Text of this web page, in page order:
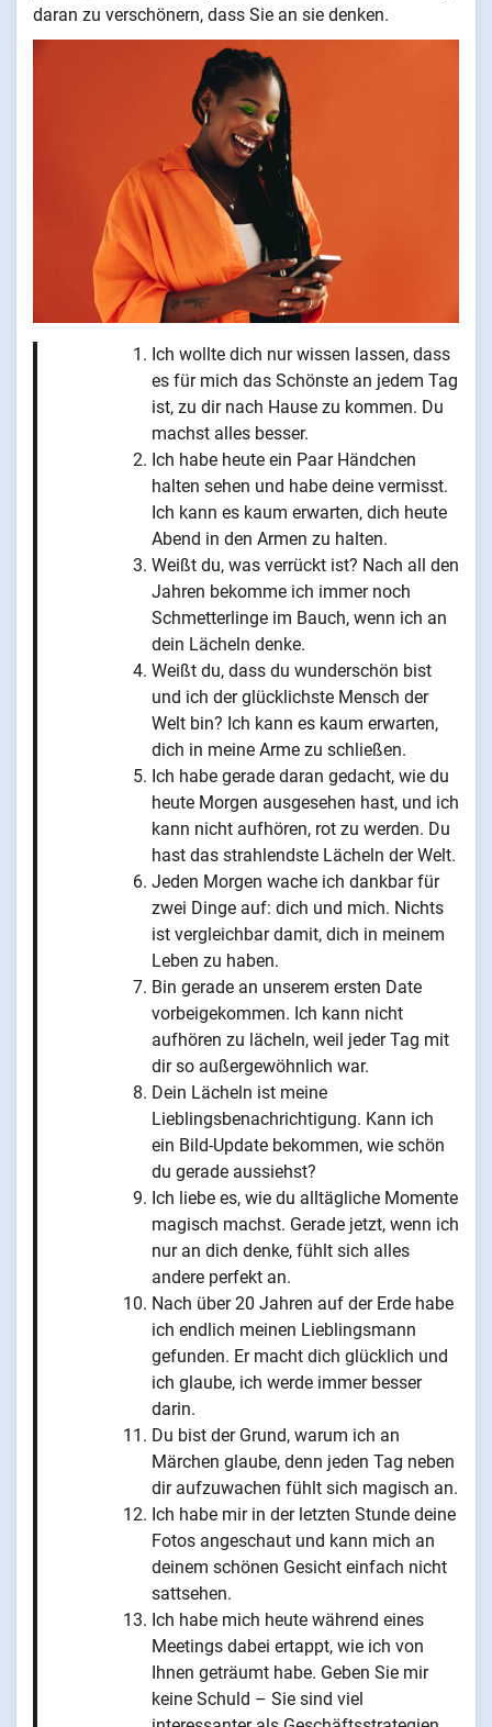
daran zu verschönern, dass Sie an sie denken.
Ich wollte dich nur wissen lassen, dass
es für mich das Schönste an jedem Tag
ist, zu dir nach Hause zu kommen. Du
machst alles besser.
Ich habe heute ein Paar Händchen
halten sehen und habe deine vermisst.
Ich kann es kaum erwarten, dich heute
Abend in den Armen zu halten.
Weißt du, was verrückt ist? Nach all den
Jahren bekomme ich immer noch
Schmetterlinge im Bauch, wenn ich an
dein Lächeln denke.
Weißt du, dass du wunderschön bist
und ich der glücklichste Mensch der
Welt bin? Ich kann es kaum erwarten,
dich in meine Arme zu schließen.
Ich habe gerade daran gedacht, wie du
heute Morgen ausgesehen hast, und ich
kann nicht aufhören, rot zu werden. Du
hast das strahlendste Lächeln der Welt.
Jeden Morgen wache ich dankbar für
zwei Dinge auf: dich und mich. Nichts
ist vergleichbar damit, dich in meinem
Leben zu haben.
Bin gerade an unserem ersten Date
vorbeigekommen. Ich kann nicht
aufhören zu lächeln, weil jeder Tag mit
dir so außergewöhnlich war.
Dein Lächeln ist meine
Lieblingsbenachrichtigung. Kann ich
ein Bild-Update bekommen, wie schön
du gerade aussiehst?
Ich liebe es, wie du alltägliche Momente
magisch machst. Gerade jetzt, wenn ich
nur an dich denke, fühlt sich alles
andere perfekt an.
Nach über 20 Jahren auf der Erde habe
ich endlich meinen Lieblingsmann
gefunden. Er macht dich glücklich und
ich glaube, ich werde immer besser
darin.
Du bist der Grund, warum ich an
Märchen glaube, denn jeden Tag neben
dir aufzuwachen fühlt sich magisch an.
Ich habe mir in der letzten Stunde deine
Fotos angeschaut und kann mich an
deinem schönen Gesicht einfach nicht
sattsehen.
Ich habe mich heute während eines
Meetings dabei ertappt, wie ich von
Ihnen geträumt habe. Geben Sie mir
keine Schuld – Sie sind viel